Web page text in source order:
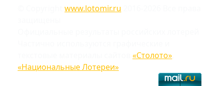
www.lotomir.ru
«Столото»
«Национальные Лотереи»